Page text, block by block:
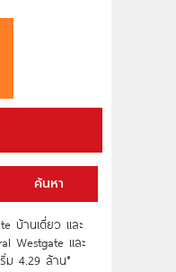
ค้นหา
บ้านเดี่ยว และ
Westgate และ
ม 4.29 ล้าน*